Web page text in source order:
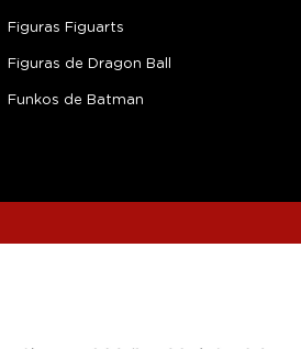
Figuras Figuarts
Figuras de Dragon Ball
Funkos de Batman